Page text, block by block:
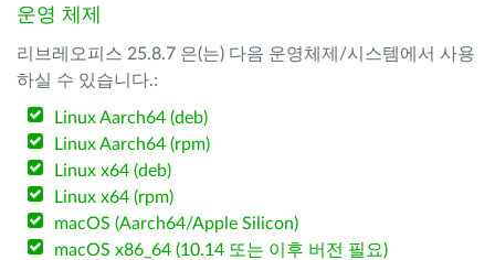
운영 체제
리브레오피스 25.8.7 은(는) 다음 운영체제/시스템에서 사용
하실 수 있습니다.:
Linux Aarch64 (deb)
Linux Aarch64 (rpm)
Linux x64 (deb)
Linux x64 (rpm)
macOS (Aarch64/Apple Silicon)
macOS x86_64 (10.14 또는 이후 버전 필요)